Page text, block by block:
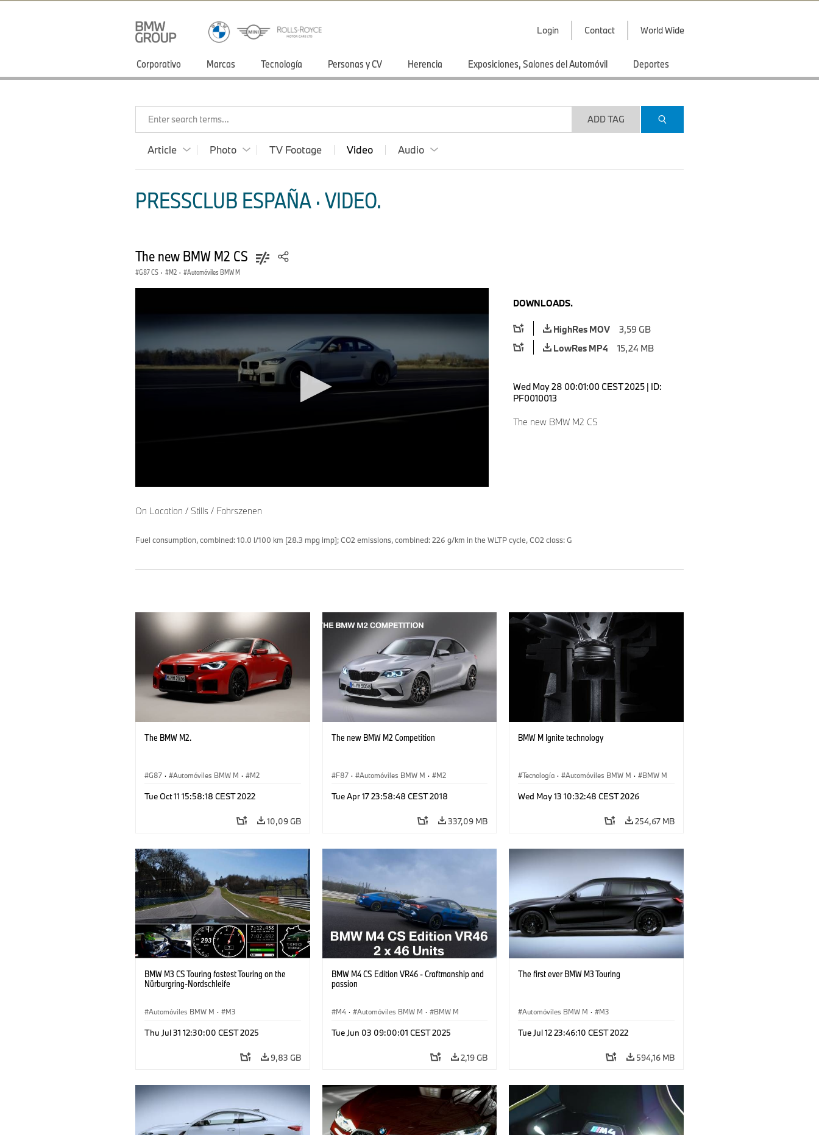
Login Contact World Wide
Corporativo Marcas Tecnología Personas y CV Herencia Exposiciones, Salones del Automóvil Deportes
Enter search terms... ADD TAG
Article Photo TV Footage Video Audio
PRESSCLUB ESPAÑA · VIDEO.
The new BMW M2 CS
G87 CS · M2 · Automóviles BMW M
of
90%
DOWNLOADS.
HighRes MOV
3,59 GB
LowRes MP4
15,24 MB
Wed May 28 00:01:00 CEST 2025 | ID:
PF0010013
The new BMW M2 CS
On Location / Stills / Fahrszenen
Fuel consumption, combined: 10.0 l/100 km [28.3 mpg imp]; CO2 emissions, combined: 226 g/km in the WLTP cycle, CO2 class: G
The BMW M2.
G87 · Automóviles BMW M · M2
Tue Oct 11 15:58:18 CEST 2022
10,09 GB
The new BMW M2 Competition
F87 · Automóviles BMW M · M2
Tue Apr 17 23:58:48 CEST 2018
337,09 MB
BMW M Ignite technology
Tecnología · Automóviles BMW M · BMW M
Wed May 13 10:32:48 CEST 2026
254,67 MB
BMW M3 CS Touring fastest Touring on the
Nürburgring-Nordschleife
Automóviles BMW M · M3
Thu Jul 31 12:30:00 CEST 2025
9,83 GB
BMW M4 CS Edition VR46 - Craftmanship and
passion
M4 · Automóviles BMW M · BMW M
Tue Jun 03 09:00:01 CEST 2025
2,19 GB
The first ever BMW M3 Touring
Automóviles BMW M · M3
Tue Jul 12 23:46:10 CEST 2022
594,16 MB